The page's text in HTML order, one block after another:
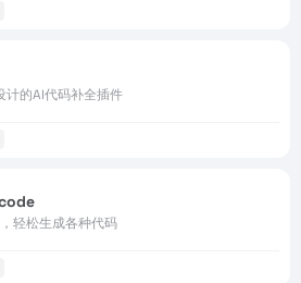
计的AI代码补全插件
轻松生成各种代码